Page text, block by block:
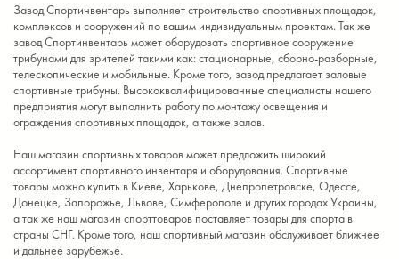
Завод Спортинвентарь выполняет строительство спортивных площадок,
комплексов и сооружений по вашим индивидуальным проектам. Так же
завод Спортинвентарь может оборудовать спортивное сооружение
трибунами для зрителей такими как: стационарные, сборно-разборные,
телескопические и мобильные. Кроме того, завод предлагает заловые
спортивные трибуны. Высококвалифицированные специалисты нашего
предприятия могут выполнить работу по монтажу освещения и
ограждения спортивных площадок, а также залов.
Наш магазин спортивных товаров может предложить широкий
ассортимент спортивного инвентаря и оборудования. Спортивные
товары можно купить в Киеве, Харькове, Днепропетровске, Одессе,
Донецке, Запорожье, Львове, Симферополе и других городах Украины,
а так же наш магазин спорттоваров поставляет товары для спорта в
страны СНГ. Кроме того, наш спортивный магазин обслуживает ближнее
и дальнее зарубежье.